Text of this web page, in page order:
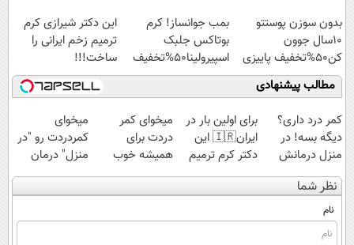
ویژه
بدون سوزن پوستتو
10سال جوون
کن50%تخفیف پاییزی
بمب جوانساز! کرم
بوتاکس جلبک
اسپیرولینا50%تخفیف
این دکتر شیرازی کرم
ترمیم زخم ایرانی را
ساخت!!!
مطالب پیشنهادی
کمر درد داری؟
دیگه بسه! در
منزل درمانش
کن
(◀پرسش‌نامه)
برای اولین بار در
ایران🇮🇷 این
دکتر کرم ترمیم
کننده 23 روزه
میخوای کمر
دردت برای
همیشه خوب
شه؟ ◀
میخوای
کمردردت رو "در
منزل" درمان
کنی؟ (◂فیلم +
نظر شما
نام